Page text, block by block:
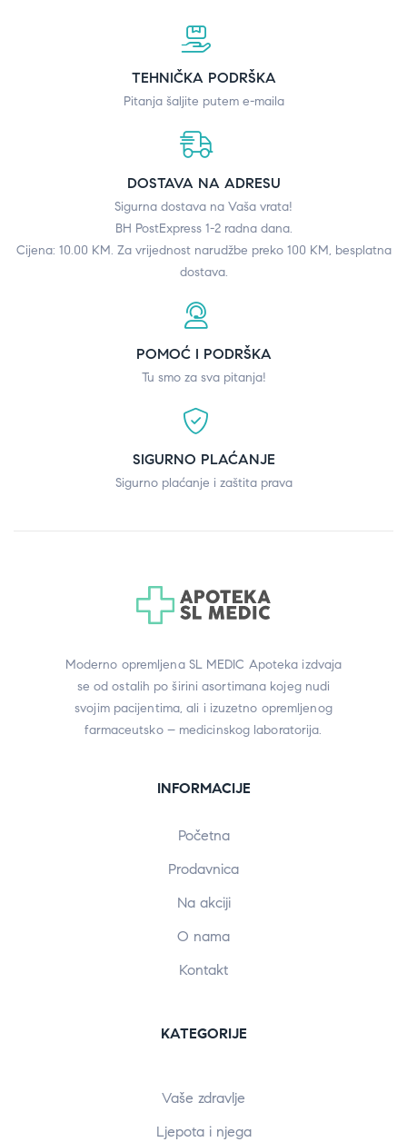
TEHNIČKA PODRŠKA
Pitanja šaljite putem e-maila
DOSTAVA NA ADRESU
Sigurna dostava na Vaša vrata!
BH PostExpress 1-2 radna dana.
Cijena: 10.00 KM. Za vrijednost narudžbe preko 100 KM, besplatna
dostava.
POMOĆ I PODRŠKA
Tu smo za sva pitanja!
SIGURNO PLAĆANJE
Sigurno plaćanje i zaštita prava
Moderno opremljena SL MEDIC Apoteka izdvaja
se od ostalih po širini asortimana kojeg nudi
svojim pacijentima, ali i izuzetno opremljenog
farmaceutsko – medicinskog laboratorija.
INFORMACIJE
Početna
Prodavnica
Na akciji
O nama
Kontakt
KATEGORIJE
Vaše zdravlje
Ljepota i njega